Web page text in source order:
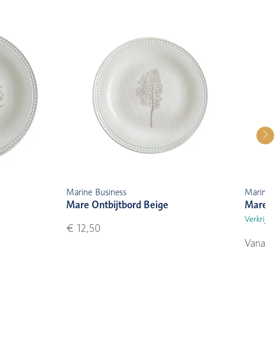
Marine Business
Mare Ontbijtbord Beige
€ 12,50
Marine
Mare
Vanaf